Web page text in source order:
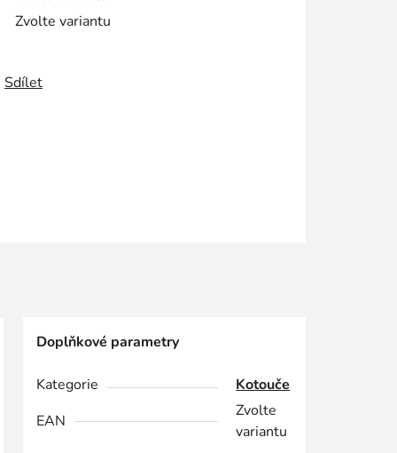
Zvolte variantu
Sdílet
Doplňkové parametry
Kategorie
Kotouče
EAN
Zvolte
variantu